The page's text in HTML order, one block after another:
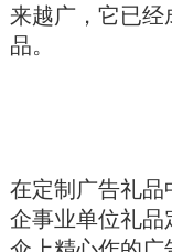
来越广，它已
品。
在定制广告礼品
企事业单位礼品